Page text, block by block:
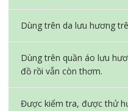
Dùng trên da lưu hương
Dùng trên quần áo lưu
đồ rồi vẫn còn thơm.
Được kiểm tra, được thử